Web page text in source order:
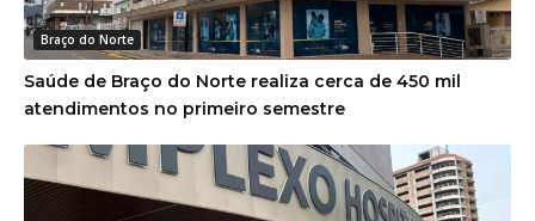
Braço do Norte
Saúde de Braço do Norte realiza cerca de 450 mil
atendimentos no primeiro semestre